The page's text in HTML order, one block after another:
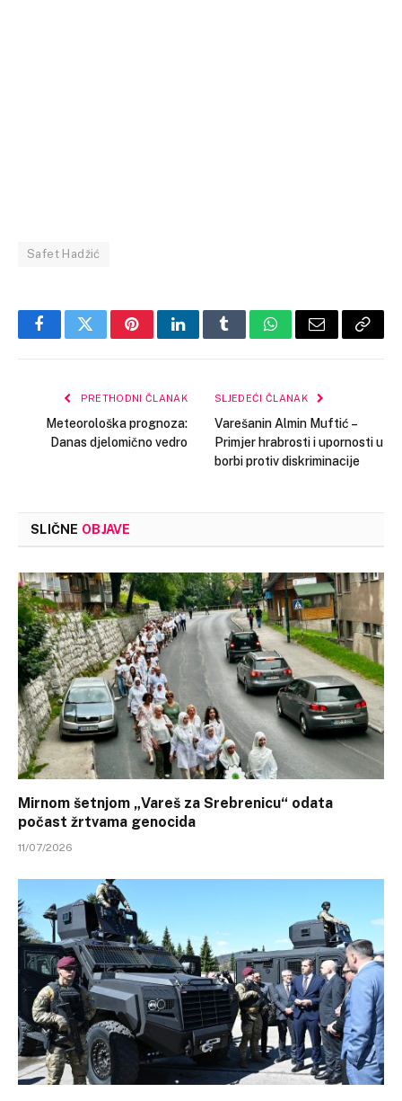
Safet Hadžić
FacebookTwitterPinterestLinkedInTumblrWhatsApp
Email Copy
PRETHODNI ČLANAK
Meteorološka prognoza:
Danas djelomično vedro
SLJEDEĆI ČLANAK
Varešanin Almin Muftić –
Primjer hrabrosti i upornosti u
borbi protiv diskriminacije
SLIČNE OBJAVE
Mirnom šetnjom „Vareš za Srebrenicu“ odata
počast žrtvama genocida
11/07/2026